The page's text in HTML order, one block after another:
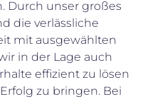
Durch unser großes
die verlässliche
mit ausgewählten
in der Lage auch
effizient zu lösen
zu bringen. Bei